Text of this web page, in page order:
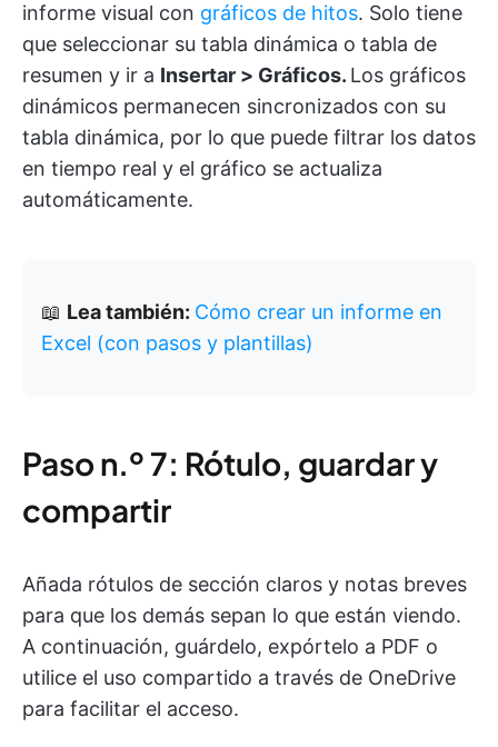
informe visual con gráficos de hitos. Solo tiene
que seleccionar su tabla dinámica o tabla de
resumen y ir a Insertar > Gráficos. Los gráficos
dinámicos permanecen sincronizados con su
tabla dinámica, por lo que puede filtrar los datos
en tiempo real y el gráfico se actualiza
automáticamente.
📖 Lea también: Cómo crear un informe en
Excel (con pasos y plantillas)
Paso n.º 7: Rótulo, guardar y
compartir
Añada rótulos de sección claros y notas breves
para que los demás sepan lo que están viendo.
A continuación, guárdelo, expórtelo a PDF o
utilice el uso compartido a través de OneDrive
para facilitar el acceso.